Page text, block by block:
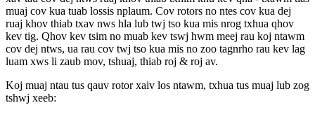
muaj cov kua tuab lossis nplaum. Cov rotors no ntes cov kua dej
ruaj khov thiab txav nws hla lub twj tso kua mis nrog txhua qhov
kev tig. Qhov kev tsim no muab kev tswj hwm meej rau koj ntawm
cov dej ntws, ua rau cov twj tso kua mis no zoo tagnrho rau kev lag
luam xws li zaub mov, tshuaj, thiab roj & roj av.
Koj muaj ntau tus qauv rotor xaiv los ntawm, txhua tus muaj lub zog
tshwj xeeb: